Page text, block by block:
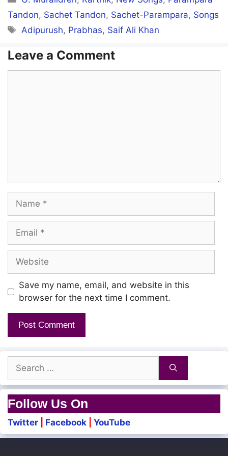
Tandon, Sachet Tandon, Sachet-Parampara, Songs
Tags
Adipurush, Prabhas, Saif Ali Khan
Leave a Comment
Name
Email
Website
Save my name, email, and website in this
browser for the next time I comment.
Search
for:
Follow Us On
Twitter Facebook YouTube